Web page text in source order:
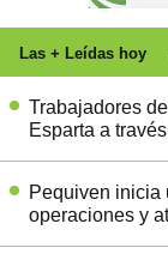
Las + Leídas hoy
Trabajadores
Esparta a
Pequiven inicia
operaciones y